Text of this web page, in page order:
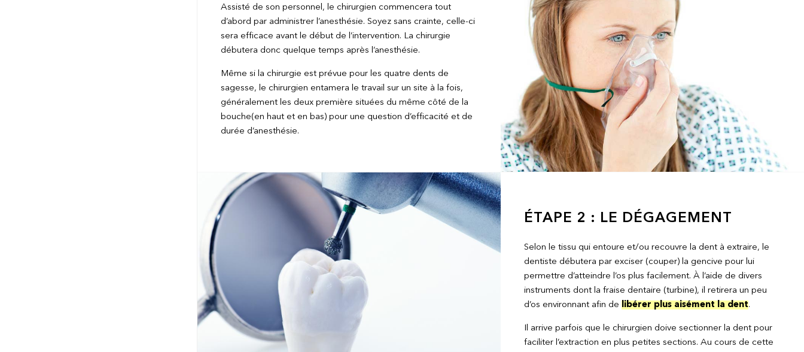
Assisté de son personnel, le chirurgien commencera tout
d’abord par administrer l’anesthésie. Soyez sans crainte, celle-ci
sera efficace avant le début de l’intervention. La chirurgie
débutera donc quelque temps après l’anesthésie.
Même si la chirurgie est prévue pour les quatre dents de
sagesse, le chirurgien entamera le travail sur un site à la fois,
généralement les deux première situées du même côté de la
bouche(en haut et en bas) pour une question d’efficacité et de
durée d’anesthésie.
ÉTAPE 2 : LE DÉGAGEMENT
Selon le tissu qui entoure et/ou recouvre la dent à extraire, le
dentiste débutera par exciser (couper) la gencive pour lui
permettre d’atteindre l’os plus facilement. À l’aide de divers
instruments dont la fraise dentaire (turbine), il retirera un peu
d’os environnant afin de libérer plus aisément la dent.
Il arrive parfois que le chirurgien doive sectionner la dent pour
faciliter l’extraction en plus petites sections. Au cours de cette